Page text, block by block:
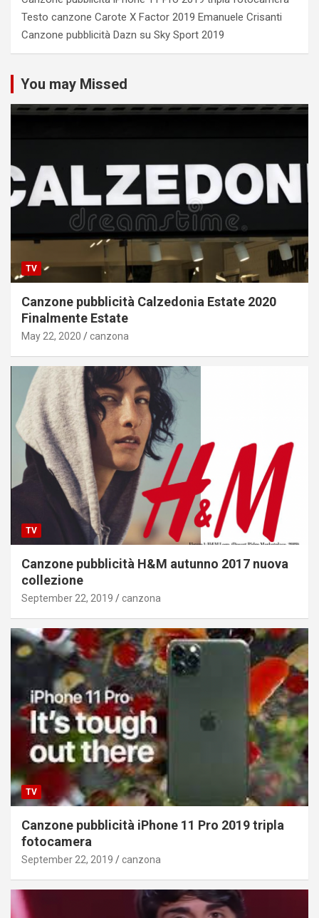
Testo canzone Carote X Factor 2019 Emanuele Crisanti
Canzone pubblicità Dazn su Sky Sport 2019
You may Missed
TV
Canzone pubblicità Calzedonia Estate 2020
Finalmente Estate
May 22, 2020 canzona
TV
Canzone pubblicità H&M autunno 2017 nuova
collezione
September 22, 2019 canzona
TV
Canzone pubblicità iPhone 11 Pro 2019 tripla
fotocamera
September 22, 2019 canzona